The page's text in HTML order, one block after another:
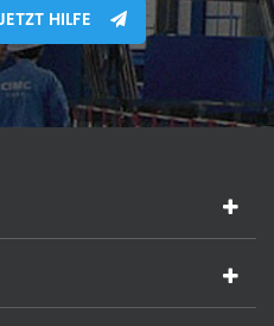
HILFE